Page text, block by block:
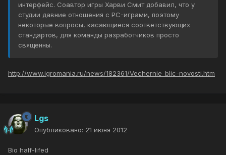
интерфейс. Соавтор игры Харви Смит добавил, что у
студии давние отношения с PC-играми, поэтому
некоторые вопросы, касающиеся соответствующих
стандартов, для команды разработчиков просто
священны.
http://www.igromania.ru/news/182361/Vechernie_blic-novosti.htm
Lgs
Опубликовано: 21 июня 2012
Bio half-lifed